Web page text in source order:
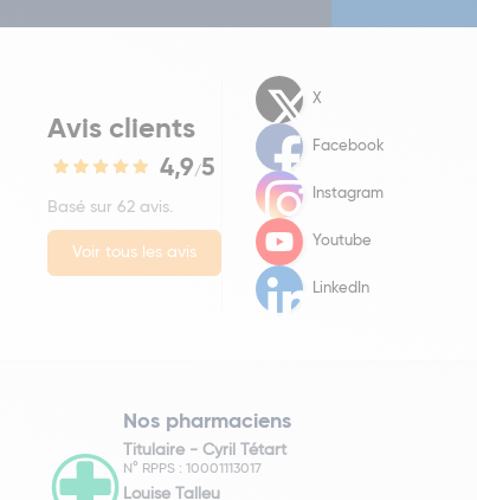
Avis clients
4,9/5
Basé sur 62 avis.
Voir tous les avis
X
Facebook
Instagram
Youtube
LinkedIn
Nos pharmaciens
Titulaire - Cyril Tétart
N° RPPS : 10001113017
Louise Talleu